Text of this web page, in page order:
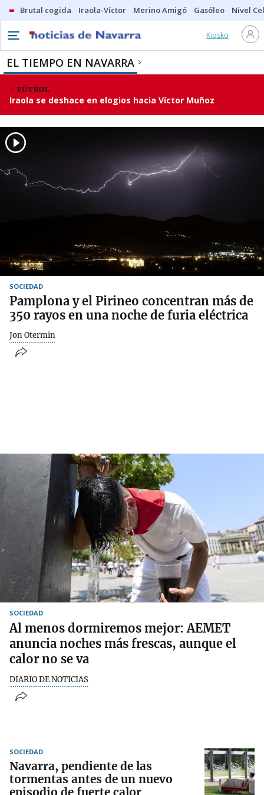
Brutal cogida Iraola-Víctor Merino Amigó Gasóleo Nivel
Kiosko
EL TIEMPO EN NAVARRA
FÚTBOL
Iraola se deshace en elogios hacia Víctor Muñoz
SOCIEDAD
Pamplona y el Pirineo concentran más de
350 rayos en una noche de furia eléctrica
Jon Otermin
SOCIEDAD
Al menos dormiremos mejor: AEMET
anuncia noches más frescas, aunque el
calor no se va
DIARIO DE NOTICIAS
SOCIEDAD
Navarra, pendiente de las
tormentas antes de un nuevo
episodio de fuerte calor